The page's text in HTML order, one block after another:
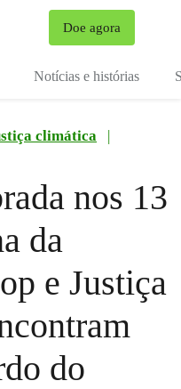
Doe agora
Notícias e histórias
climática
|
nos 13
da
e Justiça
do